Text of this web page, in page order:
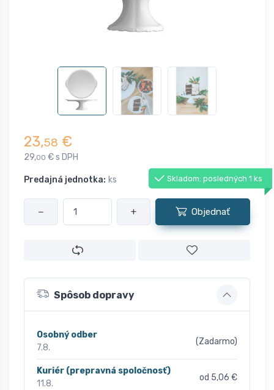
23,58 €
29,00 € s DPH
Predajná jednotka: ks Skladom: posledných 1 ks
− + Objednať
Spôsob dopravy
Osobný odber
7.8.
(Zadarmo)
Kuriér (prepravná spoločnosť)
11.8.
od 5,06 €